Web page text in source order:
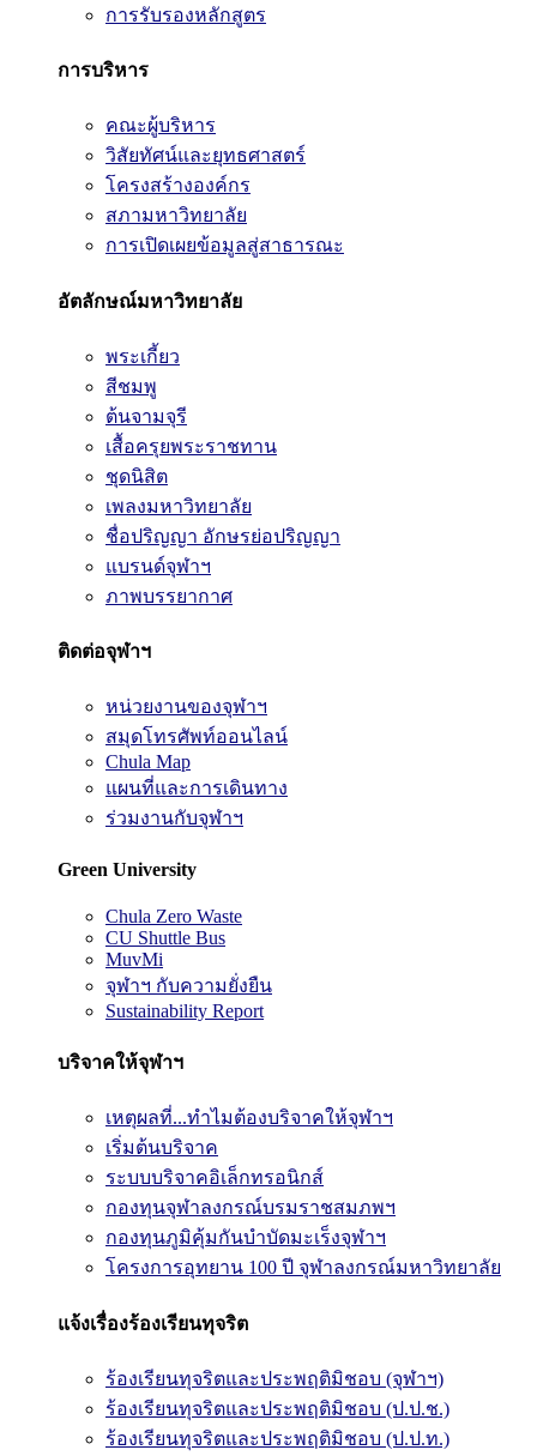
การรับรองหลักสูตร
การบริหาร
คณะผู้บริหาร
วิสัยทัศน์และยุทธศาสตร์
โครงสร้างองค์กร
สภามหาวิทยาลัย
การเปิดเผยข้อมูลสู่สาธารณะ
อัตลักษณ์มหาวิทยาลัย
พระเกี้ยว
สีชมพู
ต้นจามจุรี
เสื้อครุยพระราชทาน
ชุดนิสิต
เพลงมหาวิทยาลัย
ชื่อปริญญา อักษรย่อปริญญา
แบรนด์จุฬาฯ
ภาพบรรยากาศ
ติดต่อจุฬาฯ
หน่วยงานของจุฬาฯ
สมุดโทรศัพท์ออนไลน์
Chula Map
แผนที่และการเดินทาง
ร่วมงานกับจุฬาฯ
Green University
Chula Zero Waste
CU Shuttle Bus
MuvMi
จุฬาฯ กับความยั่งยืน
Sustainability Report
บริจาคให้จุฬาฯ
เหตุผลที่...ทำไมต้องบริจาคให้จุฬาฯ
เริ่มต้นบริจาค
ระบบบริจาคอิเล็กทรอนิกส์
กองทุนจุฬาลงกรณ์บรมราชสมภพฯ
กองทุนภูมิคุ้มกันบำบัดมะเร็งจุฬาฯ
โครงการอุทยาน 100 ปี จุฬาลงกรณ์มหาวิทยาลัย
แจ้งเรื่องร้องเรียนทุจริต
ร้องเรียนทุจริตและประพฤติมิชอบ (จุฬาฯ)
ร้องเรียนทุจริตและประพฤติมิชอบ (ป.ป.ช.)
ร้องเรียนทุจริตและประพฤติมิชอบ (ป.ป.ท.)